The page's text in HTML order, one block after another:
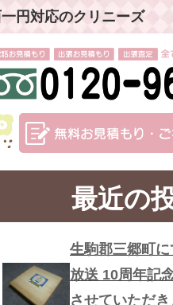
円対応のクリニーズ
最近の
生駒郡三郷町
放送 10周年記
させていただ